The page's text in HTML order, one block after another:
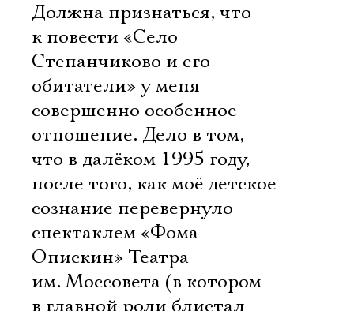
Должна признаться, что
к повести «Село
Степанчиково и его
обитатели» у меня
совершенно особенное
отношение. Дело в том,
что в далёком 1995 году,
после того, как моё детское
сознание перевернуло
спектаклем «Фома
Опискин» Театра
им. Моссовета (в котором
в главной роли блистал